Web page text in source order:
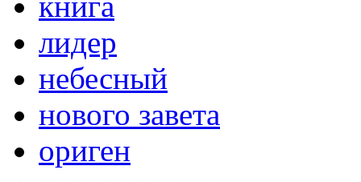
лидер
небесный
нового завета
ориген